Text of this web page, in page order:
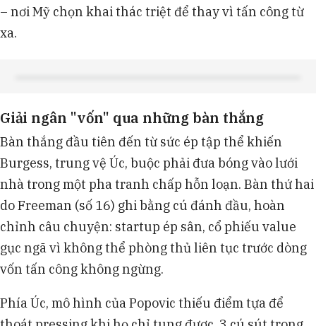
– nơi Mỹ chọn khai thác triệt để thay vì tấn công từ
xa.
Giải ngân "vốn" qua những bàn thắng
Bàn thắng đầu tiên đến từ sức ép tập thể khiến
Burgess, trung vệ Úc, buộc phải đưa bóng vào lưới
nhà trong một pha tranh chấp hỗn loạn. Bàn thứ hai
do Freeman (số 16) ghi bằng cú đánh đầu, hoàn
chỉnh câu chuyện: startup ép sân, cổ phiếu value
gục ngã vì không thể phòng thủ liên tục trước dòng
vốn tấn công không ngừng.
Phía Úc, mô hình của Popovic thiếu điểm tựa để